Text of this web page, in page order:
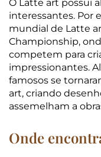
O Latte art possui
interessantes. Por
mundial de Latte
Championship,
competem para
impressionantes.
famosos se
art, criando
assemelham a
Onde